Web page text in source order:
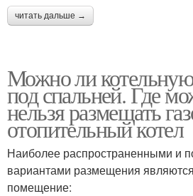
читать дальше →
Можно ли
под спальней. Где
нельзя размещать
отопительный котел
Наиболее распространенными и
вариантами размещения
помещение: